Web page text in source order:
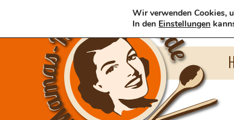
Wir verwenden Cookies,
In den Einstellungen